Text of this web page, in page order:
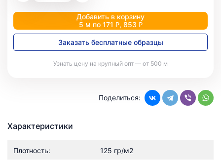
Добавить в корзину
5 м по 171 ₽, 853 ₽
Заказать бесплатные образцы
Узнать цену на крупный опт — от 500 м
Поделиться:
Характеристики
Плотность: 125 гр/м2